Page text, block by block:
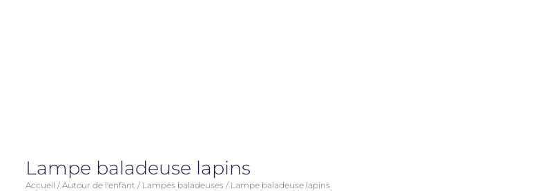
Lampe baladeuse lapins
Accueil / Autour de l'enfant / Lampes baladeuses / Lampe baladeuse lapins